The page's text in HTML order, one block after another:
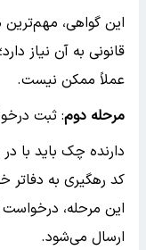
این گواهی،
قانونی به آن نیاز
عملاً ممکن نیست.
مرحله دوم: ثبت
دارنده چک باید با
کد رهگیری به دفاتر
این مرحله،
ارسال می‌شود.